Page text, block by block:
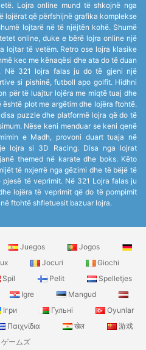
Lojra online mund të shkojnë nga
lojërat që përfshijnë grafika komplekse
lojtarë në të njëjtën kohë. Shumë
online, duke e bërë lojra online një
lojtar të vetëm. Retro ose lojra klasike
kec me kënaqësi dhe ata do të duan
Në 321 lojra falas ju do të gjeni një
si pishinë, futboll apo golfit. Hidhni
për të luajtur lojëra me miqtë tuaj dhe
plot me argëtim dhe lojëra ftohtë.
puzzle dhe platformë lojra që do të
Nëse keni menduar se keni qenë
e Madh, provoni duart tuaja në
lojra si 3D Racing. Disa nga lojrat
themed në karate dhe boks. Këto
të nxjerrë nga gëzimi dhe të bëjë të
të veprimit. Në 321 Lojra falas ju
lojëra të veprimit që do të pompimit
ftohtë shfletuesit bazuar lojra.
Juegos
Jogos
Jocuri
Giochi
Spil Pelit
Spelletjes
Igre
Mangud
Ігри Гульні
Oyunlar
Παιχνίδια खेल
游戏
ームズ